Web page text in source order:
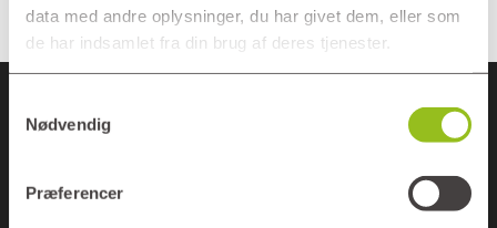
data med andre oplysninger, du har givet dem, eller som
de har indsamlet fra din brug af deres tjenester.
Nødvendig
Præferencer